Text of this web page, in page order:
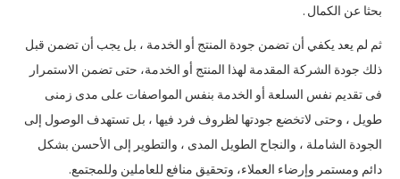
بحثا عن الكمال .
ثم لم يعد يكفي أن تضمن جودة المنتج أو الخدمة ، بل يجب أن تضمن قبل
ذلك جودة الشركة المقدمة لهذا المنتج أو الخدمة، حتى تضمن الاستمرار
فى تقديم نفس السلعة أو الخدمة بنفس المواصفات على مدى زمنى
طويل ، وحتى لاتخضع جودتها لظروف فرد فيها ، بل تستهدف الوصول إلى
الجودة الشاملة ، والنجاح الطويل المدى ، والتطوير إلى الأحسن بشكل
دائم ومستمر وإرضاء العملاء، وتحقيق منافع للعاملين وللمجتمع.